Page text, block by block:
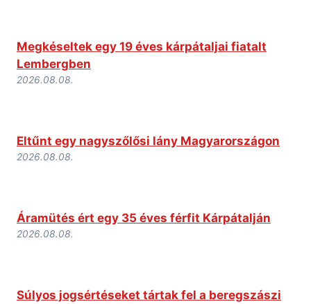
Megkéseltek egy 19 éves kárpátaljai fiatalt
Lembergben
2026.08.08.
Eltűnt egy nagyszőlősi lány Magyarországon
2026.08.08.
Áramütés ért egy 35 éves férfit Kárpátalján
2026.08.08.
Súlyos jogsértéseket tártak fel a beregszászi